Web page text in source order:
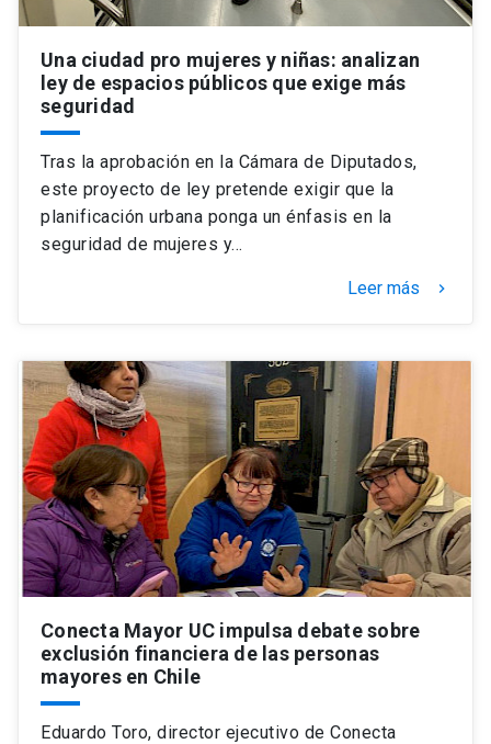
Una ciudad pro mujeres y niñas: analizan
ley de espacios públicos que exige más
seguridad
Tras la aprobación en la Cámara de Diputados,
este proyecto de ley pretende exigir que la
planificación urbana ponga un énfasis en la
seguridad de mujeres y…
Leer más keyboard_arrow_right
Conecta Mayor UC impulsa debate sobre
exclusión financiera de las personas
mayores en Chile
Eduardo Toro, director ejecutivo de Conecta